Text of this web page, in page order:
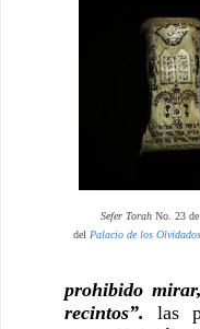
Sefer TorahNo. 23 de
del Palacio de los Olvidados
prohibido
recintos”. las